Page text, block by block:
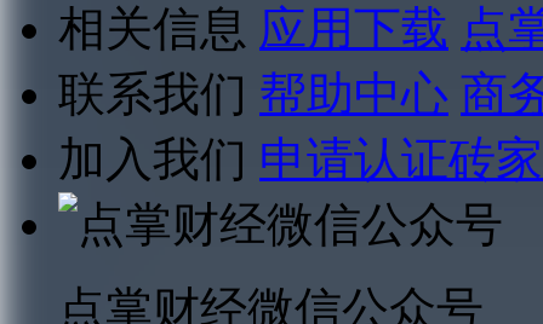
相关信息 应用下载 点
联系我们 帮助中心 商
加入我们 申请认证砖家
点掌财经微信公众号